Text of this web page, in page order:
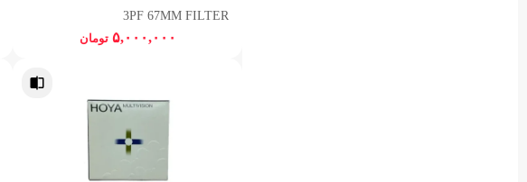
3PF 67MM FILTER
۵,۰۰۰,۰۰۰ تومان